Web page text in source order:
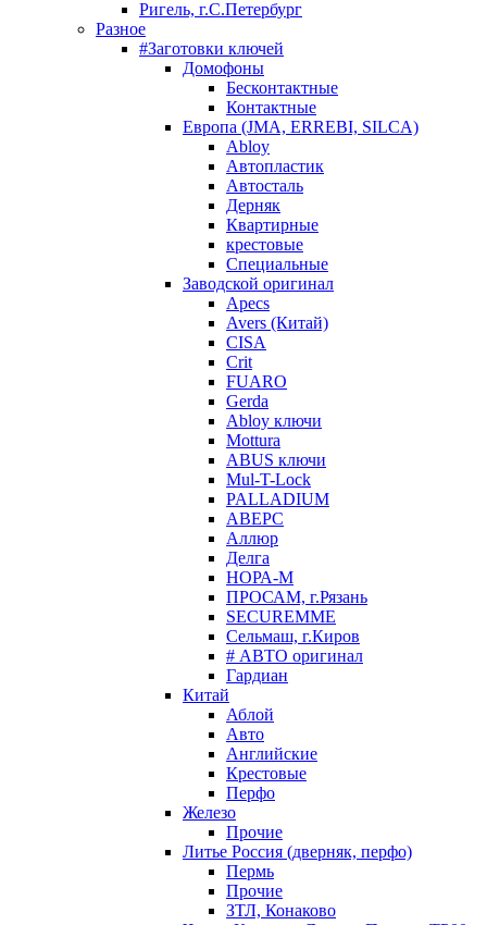
Ригель, г.С.Петербург
Разное
#Заготовки ключей
Домофоны
Бесконтактные
Контактные
Европа (JMA, ERREBI, SILCA)
Abloy
Автопластик
Автосталь
Дерняк
Квартирные
крестовые
Специальные
Заводской оригинал
Apecs
Avers (Китай)
CISA
Crit
FUARO
Gerda
Abloy ключи
Mottura
ABUS ключи
Mul-T-Lock
PALLADIUM
АВЕРС
Аллюр
Делга
НОРА-М
ПРОСАМ, г.Рязань
SECUREMME
Сельмаш, г.Киров
# АВТО оригинал
Гардиан
Китай
Аблой
Авто
Английские
Крестовые
Перфо
Железо
Прочие
Литье Россия (дверняк, перфо)
Пермь
Прочие
ЗТЛ, Конаково